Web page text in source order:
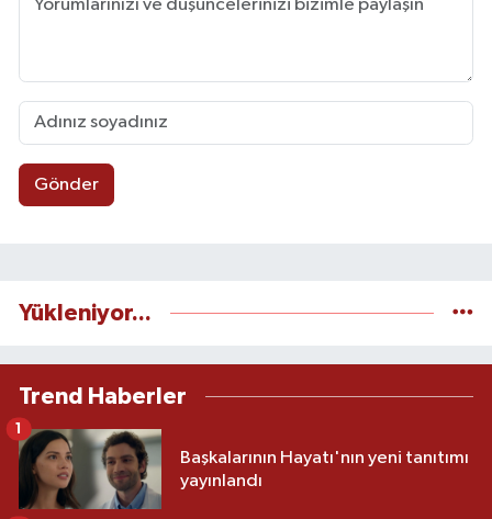
Gönder
Yükleniyor...
Trend Haberler
Başkalarının Hayatı'nın yeni tanıtımı
yayınlandı
1